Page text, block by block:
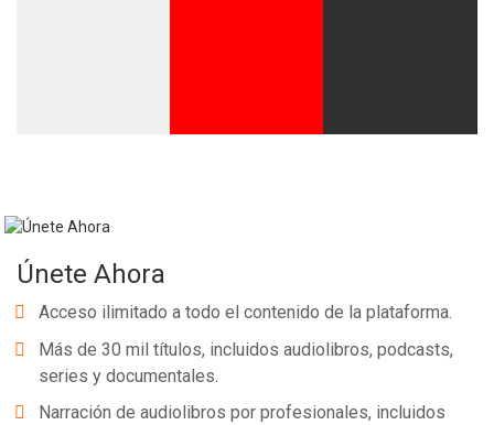
Únete Ahora
Acceso ilimitado a todo el contenido de la plataforma.
Más de 30 mil títulos, incluidos audiolibros, podcasts,
series y documentales.
Narración de audiolibros por profesionales, incluidos